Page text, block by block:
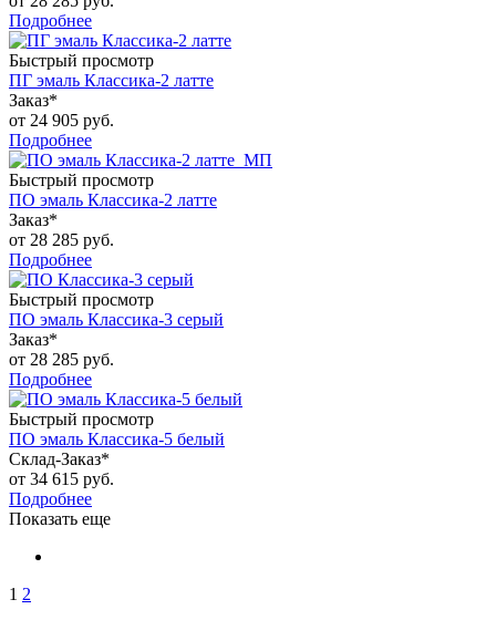
Подробнее
Быстрый просмотр
ПГ эмаль Классика-2 латте
Заказ*
от 24 905 руб.
Подробнее
Быстрый просмотр
ПО эмаль Классика-2 латте
Заказ*
от 28 285 руб.
Подробнее
Быстрый просмотр
ПО эмаль Классика-3 серый
Заказ*
от 28 285 руб.
Подробнее
Быстрый просмотр
ПО эмаль Классика-5 белый
Склад-Заказ*
от 34 615 руб.
Подробнее
Показать еще
1 2